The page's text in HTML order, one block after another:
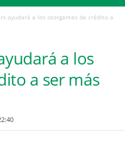
ayudará a los otorgantes de crédito a
a los
a ser más